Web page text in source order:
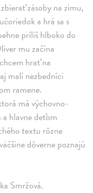
zásoby na zimu,
a hrá sa s
príliš hlboko do
mu začína
hrať na
malí nezbedníci
ramene.
má výchovno-
hlavne deťom
textu rôzne
dôverne poznajú
Smržová.